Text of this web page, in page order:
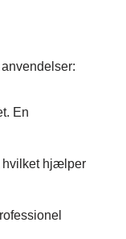
En
hvilket hjælper